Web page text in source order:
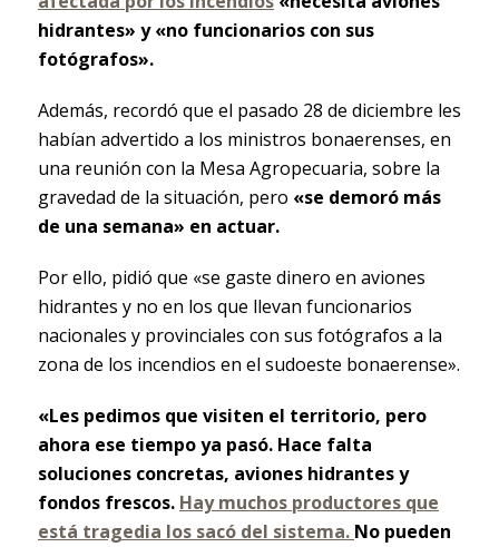
hidrantes» y «no funcionarios con sus
fotógrafos».
Además, recordó que el pasado 28 de diciembre les
habían advertido a los ministros bonaerenses, en
una reunión con la Mesa Agropecuaria, sobre la
gravedad de la situación, pero «se demoró más
de una semana» en actuar.
Por ello, pidió que «se gaste dinero en aviones
hidrantes y no en los que llevan funcionarios
nacionales y provinciales con sus fotógrafos a la
zona de los incendios en el sudoeste bonaerense».
«Les pedimos que visiten el territorio, pero
ahora ese tiempo ya pasó. Hace falta
soluciones concretas, aviones hidrantes y
fondos frescos. Hay muchos productores que
está tragedia los sacó del sistema. No pueden